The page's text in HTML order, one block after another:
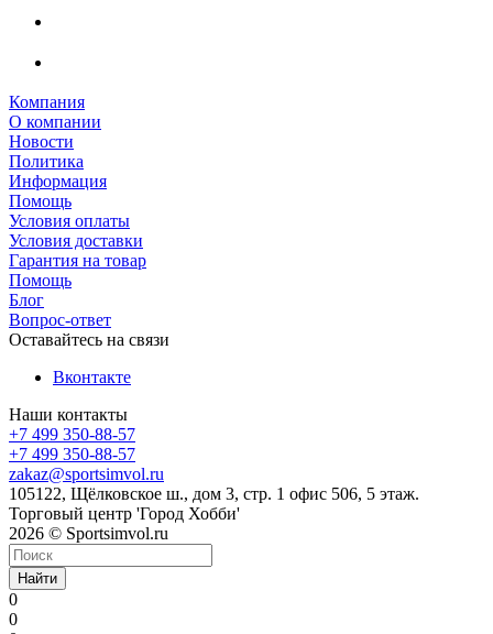
Компания
О компании
Новости
Политика
Информация
Помощь
Условия оплаты
Условия доставки
Гарантия на товар
Помощь
Блог
Вопрос-ответ
Оставайтесь на связи
Вконтакте
Наши контакты
+7 499 350-88-57
+7 499 350-88-57
zakaz@sportsimvol.ru
105122, Щёлковское ш., дом 3, стр. 1 офис 506, 5 этаж.
Торговый центр 'Город Хобби'
2026 © Sportsimvol.ru
Найти
0
0